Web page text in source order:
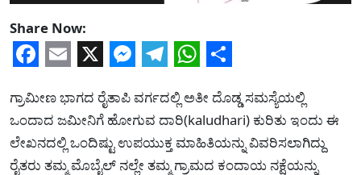
Share Now:
Facebook
Email
X Messenger
Telegram
WhatsApp
Share
ಗ್ರಾಮೀಣ ಭಾಗದ ರೈತಾಪಿ ವರ್ಗದಲ್ಲಿ ಅತೀ ದೊಡ್ಡ ಸಮಸ್ಯೆಯಲ್ಲಿ
ಒಂದಾದ ಜಮೀನಿಗೆ ಹೋಗುವ ದಾರಿ(kaludhari) ಕುರಿತು ಇಂದು ಈ
ಲೇಖನದಲ್ಲಿ ಒಂದಿಷ್ಟು ಉಪಯುಕ್ತ ಮಾಹಿತಿಯನ್ನು ವಿವರಿಸಲಾಗಿದ್ದು
ರೈತರು ತಮ್ಮ ಮೊಬೈಲ್ ನಲ್ಲೇ ತಮ್ಮ ಗ್ರಾಮದ ಕಂದಾಯ ನಕ್ಷೆಯನ್ನು